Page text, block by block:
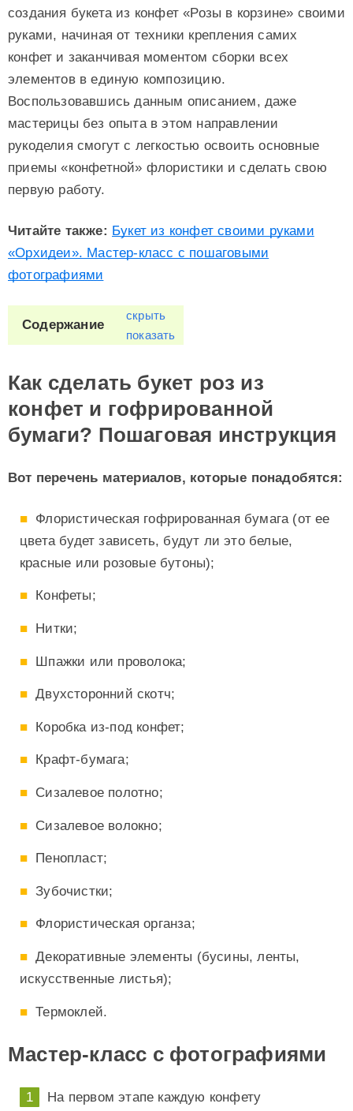
создания букета из конфет «Розы в корзине» своими
руками, начиная от техники крепления самих
конфет и заканчивая моментом сборки всех
элементов в единую композицию.
Воспользовавшись данным описанием, даже
мастерицы без опыта в этом направлении
рукоделия смогут с легкостью освоить основные
приемы «конфетной» флористики и сделать свою
первую работу.
Читайте также: Букет из конфет своими руками
«Орхидеи». Мастер-класс с пошаговыми
фотографиями
Содержание
скрыть
показать
Как сделать букет роз из
конфет и гофрированной
бумаги? Пошаговая инструкция
Вот перечень материалов, которые понадобятся:
Флористическая гофрированная бумага (от ее
цвета будет зависеть, будут ли это белые,
красные или розовые бутоны);
Конфеты;
Нитки;
Шпажки или проволока;
Двухсторонний скотч;
Коробка из-под конфет;
Крафт-бумага;
Сизалевое полотно;
Сизалевое волокно;
Пенопласт;
Зубочистки;
Флористическая органза;
Декоративные элементы (бусины, ленты,
искусственные листья);
Термоклей.
Мастер-класс с фотографиями
На первом этапе каждую конфету